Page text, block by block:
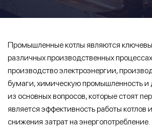
Промышленные котлы являются
различных производственных
производство электроэнергии,
бумаги, химическую промышленность
из основных вопросов, которые стоят
является эффективность работы котлов
снижения затрат на энергопотребление.